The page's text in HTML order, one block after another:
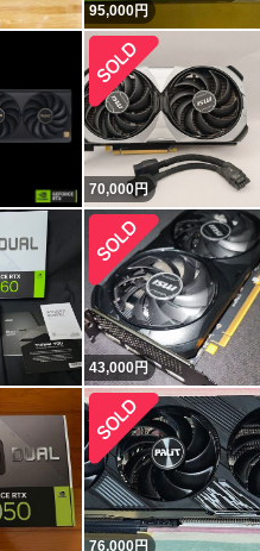
95,000円
70,000円
43,000円
76,000円